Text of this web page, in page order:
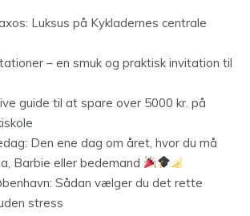
Luksus på Kykladernes centrale
– en smuk og praktisk invitation til
guide til at spare over 5000 kr. på
Den ene dag om året, hvor du må
Barbie eller bedemand
Sådan vælger du det rette
stress